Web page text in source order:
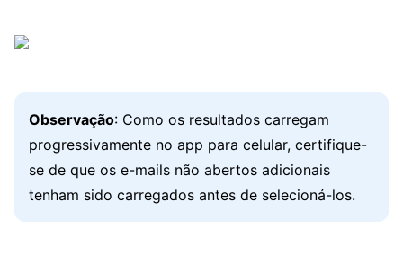
Observação: Como os resultados carregam
progressivamente no app para celular, certifique-
se de que os e-mails não abertos adicionais
tenham sido carregados antes de selecioná-los.